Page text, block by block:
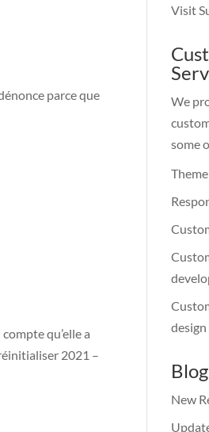
parce que
qu’elle a
2021 –
Visit
We
some
design
New